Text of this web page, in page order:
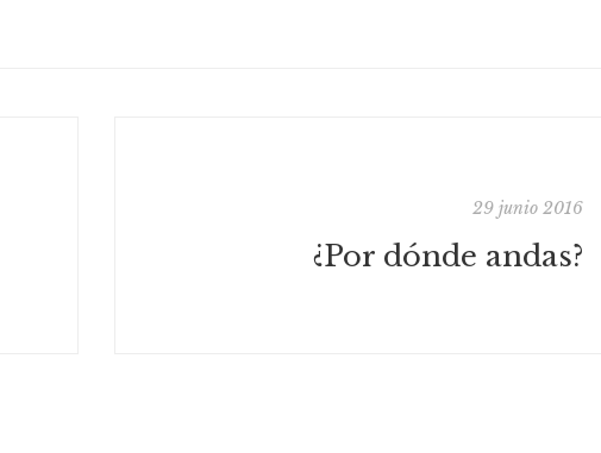
29 junio 2016
¿Por dónde andas?